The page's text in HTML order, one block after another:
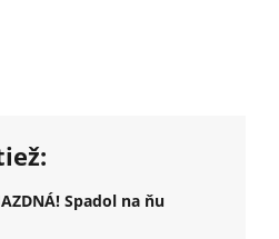
Spadol na ňu